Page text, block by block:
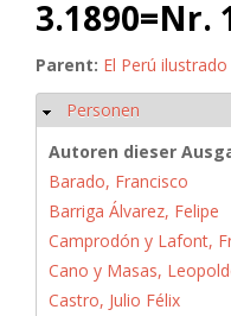
3.1890=Nr.
Parent: El Perú ilustrado
Ausblenden
Personen
Autoren dieser
Barado, Francisco
Barriga Álvarez, Felipe
Camprodón y Lafont,
Cano y Masas,
Castro, Julio Félix